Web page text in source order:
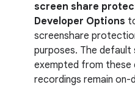
screen share
Developer Options
screenshare
purposes. The
exempted from these
recordings remain on-